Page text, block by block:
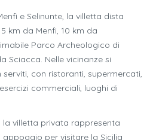
e Selinunte, la villetta dista
km da Menfi, 10 km da
Parco Archeologico di
Sciacca. Nelle vicinanze si
con ristoranti, supermercati,
commerciali, luoghi di
la villetta privata rappresenta
per visitare la Sicilia